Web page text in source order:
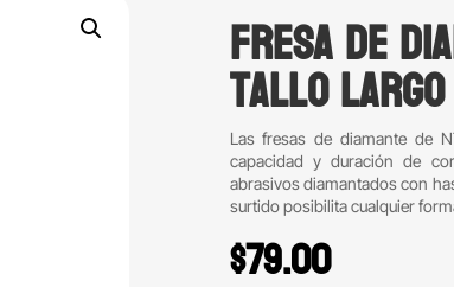
Fresa de
tallo largo
Las fresas de diamante de
capacidad y duración de
abrasivos diamantados con
surtido posibilita cualquier
$79.00